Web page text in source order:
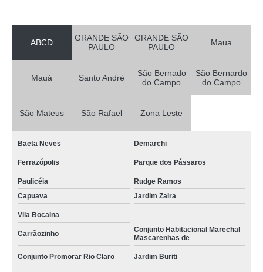
ABCD
GRANDE SÃO
PAULO
GRANDE SÃO
PAULO
Maua
Mauá Santo André
São Bernado
do Campo
São Bernardo
do Campo
São Mateus São Rafael Zona Leste
Baeta Neves Demarchi
Ferrazópolis Parque dos Pássaros
Paulicéia
Rudge Ramos
Capuava
Jardim Zaira
Vila Bocaina
Carrãozinho
Conjunto Habitacional Marechal
Mascarenhas de
Conjunto Promorar Rio Claro Jardim Buriti